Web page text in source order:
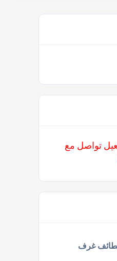
تواصل مع
غرف